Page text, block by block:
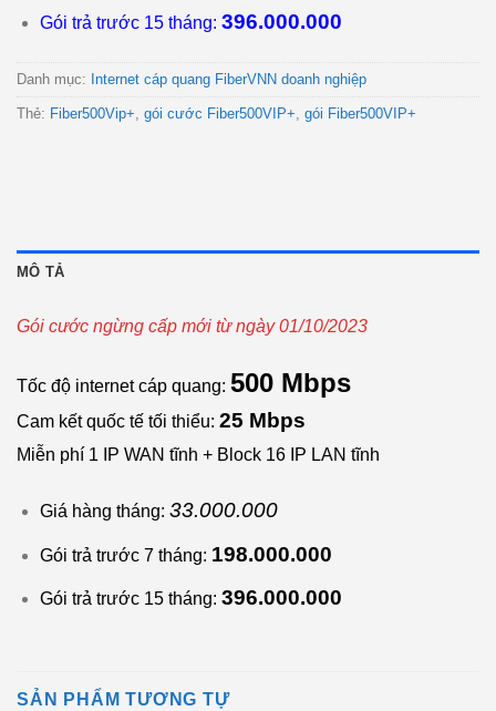
Gói trả trước 15 tháng: 396.000.000
Danh mục: Internet cáp quang FiberVNN doanh nghiệp
Thẻ: Fiber500Vip+ gói cước Fiber500VIP+ gói Fiber500VIP+
MÔ TẢ
Gói cước ngừng cấp mới từ ngày 01/10/2023
Tốc độ internet cáp quang: 500 Mbps
Cam kết quốc tế tối thiểu: 25 Mbps
Miễn phí 1 IP WAN tĩnh + Block 16 IP LAN tĩnh
Giá hàng tháng: 33.000.000
Gói trả trước 7 tháng: 198.000.000
Gói trả trước 15 tháng: 396.000.000
SẢN PHẨM TƯƠNG TỰ